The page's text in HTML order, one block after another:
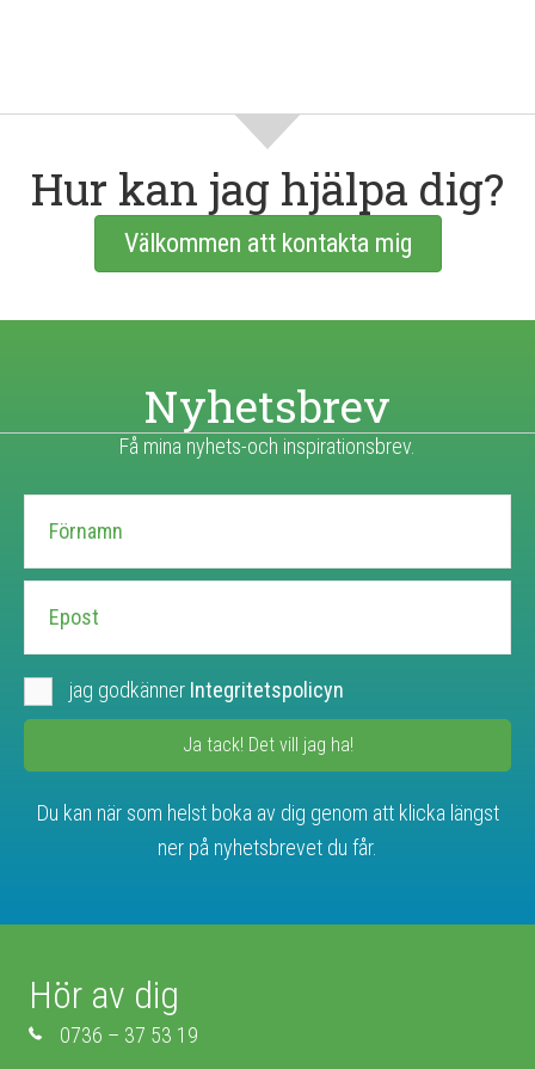
Hur kan jag hjälpa dig?
Välkommen att kontakta mig
Nyhetsbrev
Få mina nyhets-och inspirationsbrev.
jag godkänner Integritetspolicyn
Ja tack! Det vill jag ha!
Du kan när som helst boka av dig genom att klicka längst
ner på nyhetsbrevet du får.
Hör av dig
0736 – 37 53 19